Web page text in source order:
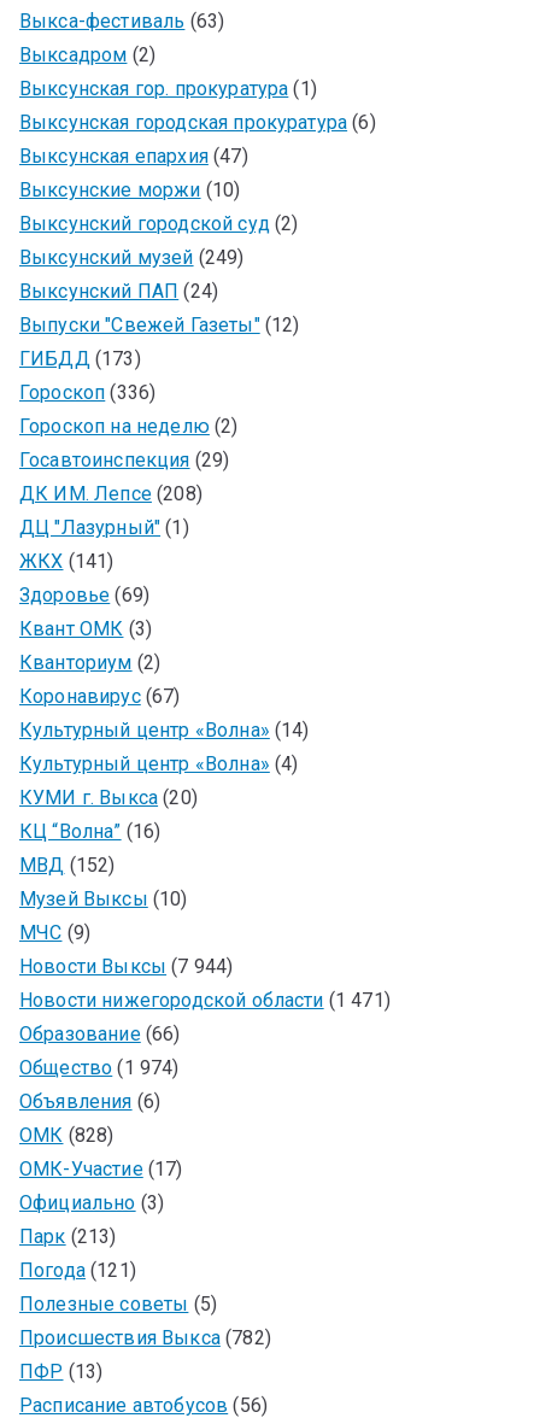
Выкса-фестиваль (63)
Выксадром (2)
Выксунская гор. прокуратура (1)
Выксунская городская прокуратура (6)
Выксунская епархия(47)
Выксунские моржи (10)
Выксунский городской суд (2)
Выксунский музей (249)
Выксунский ПАП (24)
Выпуски "Свежей Газеты"(12)
ГИБДД (173)
Гороскоп (336)
Гороскоп на неделю(2)
Госавтоинспекция (29)
ДК ИМ. Лепсе(208)
ДЦ "Лазурный" (1)
ЖКХ (141)
Здоровье (69)
Квант ОМК (3)
Кванториум (2)
Коронавирус(67)
Культурный центр «Волна» (14)
Культурный центр «Волна» (4)
КУМИ г. Выкса (20)
КЦ “Волна” (16)
МВД (152)
Музей Выксы (10)
МЧС (9)
Новости Выксы (7 944)
Новости нижегородской области (1 471)
Образование(66)
Общество (1 974)
Объявления (6)
ОМК (828)
ОМК-Участие(17)
Официально (3)
Парк (213)
Погода(121)
Полезные советы (5)
Происшествия Выкса(782)
ПФР (13)
Расписание автобусов (56)